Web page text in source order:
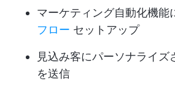
マーケティング自動化機能
フロー セットアップ
見込み客にパーソナライズ
を送信